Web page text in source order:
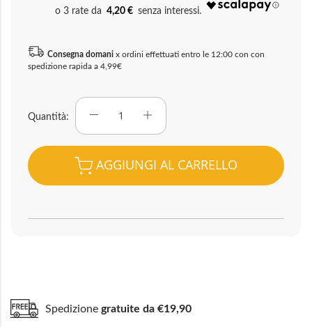
4,20 €
Consegna domani x ordini effettuati entro le 12:00 con con
spedizione rapida a 4,99€
Quantità
AGGIUNGI AL CARRELLO
Spedizione gratuite da €19,90